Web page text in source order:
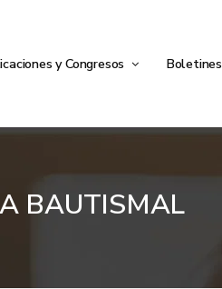
y Congresos Boletines
BAUTISMAL